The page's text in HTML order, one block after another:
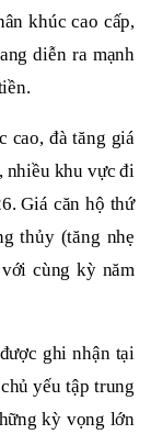
khúc cao cấp,
diễn ra mạnh
cao, đà tăng giá
nhiều khu vực đi
Giá căn hộ thứ
thủy (tăng nhẹ
cùng kỳ năm
ghi nhận tại
yếu tập trung
kỳ vọng lớn